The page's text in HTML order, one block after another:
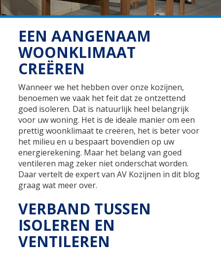
EEN AANGENAAM
WOONKLIMAAT
CREËREN
Wanneer we het hebben over onze kozijnen,
benoemen we vaak het feit dat ze ontzettend
goed isoleren. Dat is natuurlijk heel belangrijk
voor uw woning. Het is de ideale manier om een
prettig woonklimaat te creëren, het is beter voor
het milieu en u bespaart bovendien op uw
energierekening. Maar het belang van goed
ventileren mag zeker niet onderschat worden.
Daar vertelt de expert van AV Kozijnen in dit blog
graag wat meer over.
VERBAND TUSSEN
ISOLEREN EN
VENTILEREN